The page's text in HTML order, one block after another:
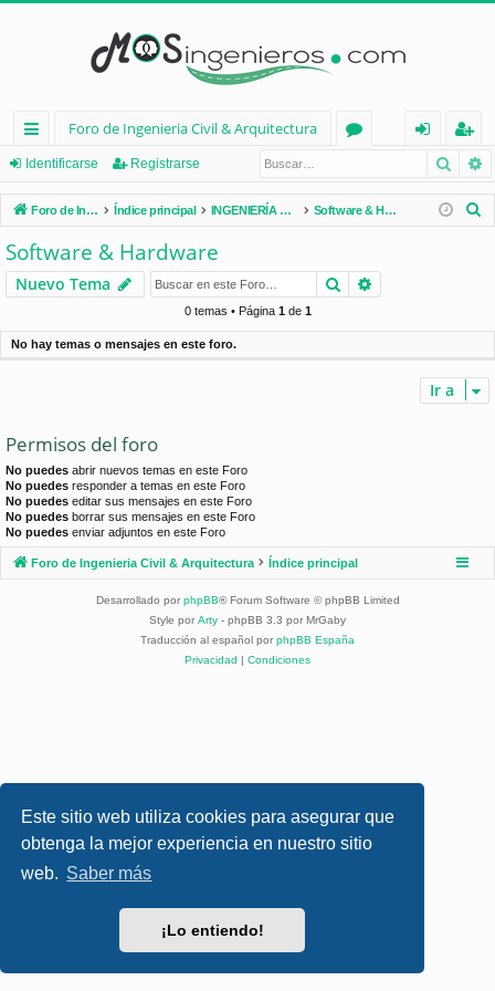
Este sitio web utiliza cookies para asegurar que
obtenga la mejor experiencia en nuestro sitio
web. Saber más
¡Lo entiendo!
nl
ac
es
rá
pi
d
Foro de Ingenieria Civil & Arquitectura
os
nt
ifi
e
eg
ist
ra
Identificarse Registrarse
Foro de Ingenieria Civil & Arquitectura Índice principal INGENIERÍA CIVIL (España) Software & Hardware
r
Software & Hardware
Nuevo Tema Buscar
0 temas • Página 1de 1
No hay temas o mensajes en este foro.
Ir a
Permisos del foro
No puedes abrir nuevos temas en este Foro
No puedes responder a temas en este Foro
No puedes editar sus mensajes en este Foro
No puedes borrar sus mensajes en este Foro
No puedes enviar adjuntos en este Foro
Foro de Ingenieria Civil & Arquitectura Índice principal
Desarrollado por phpBB® Forum Software © phpBB Limited
Style por Arty - phpBB 3.3 por MrGaby
Traducción al español por phpBB España
Privacidad | Condiciones